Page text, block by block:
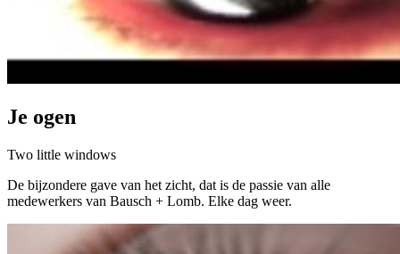
Je ogen
Two little windows
De bijzondere gave van het zicht, dat is de passie van alle
medewerkers van Bausch + Lomb. Elke dag weer.